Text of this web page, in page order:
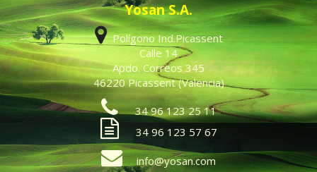
Yosan S.A.
Polígono Ind.Picassent
Calle 14
Apdo. Correos 345
46220 Picassent (Valencia)
34 96 123 25 11
34 96 123 57 67
info@yosan.com